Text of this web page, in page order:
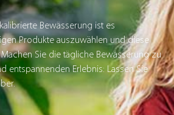
Bewässerung ist es
Produkte auszuwählen und diese
Sie die tägliche Bewässerung zu
entspannenden Erlebnis: Lassen Sie